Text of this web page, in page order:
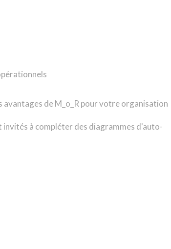
de M_o_R pour votre organisation
à compléter des diagrammes d'auto-